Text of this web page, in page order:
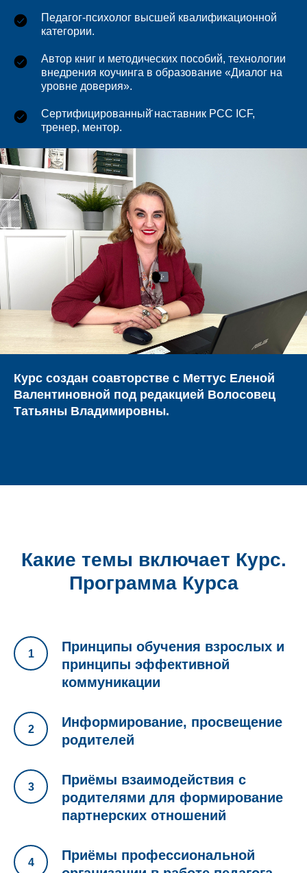
Педагог-психолог высшей квалификационной
категории.
Автор книг и методических пособий, технологии
внедрения коучинга в образование «Диалог на
уровне доверия».
Сертифицированный̆ наставник PCC ICF,
тренер, ментор.
Курс создан соавторстве с Меттус Еленой
Валентиновной под редакцией Волосовец
Татьяны Владимировны.
Какие темы включает Курс.
Программа Курса
Принципы обучения взрослых и
принципы эффективной
коммуникации
Информирование, просвещение
родителей
Приёмы взаимодействия с
родителями для формирование
партнерских отношений
Приёмы профессиональной